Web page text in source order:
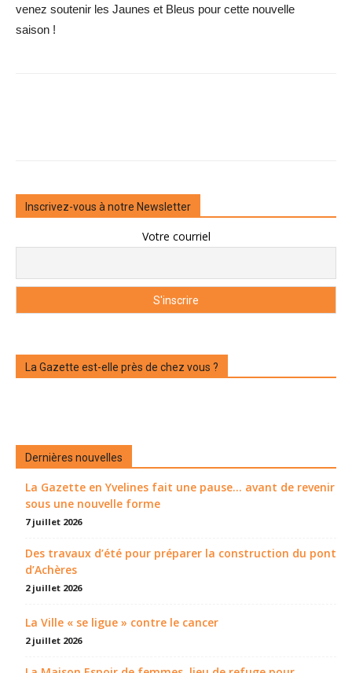
venez soutenir les Jaunes et Bleus pour cette nouvelle
saison !
Inscrivez-vous à notre Newsletter
Votre courriel
La Gazette est-elle près de chez vous ?
Dernières nouvelles
La Gazette en Yvelines fait une pause... avant de revenir
sous une nouvelle forme
7 juillet 2026
Des travaux d’été pour préparer la construction du pont
d’Achères
2 juillet 2026
La Ville « se ligue » contre le cancer
2 juillet 2026